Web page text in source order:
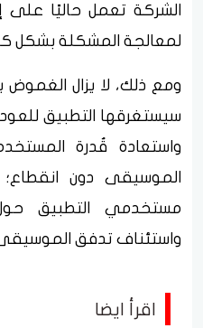
الشركة تعمل حاليًا على
لمعالجة المشكلة بشكل
ومع ذلك، لا يزال الغموض
سيستغرقها التطبيق
واستعادة قُدرة
الموسيقى دون
مستخدمي التطبيق
واستئناف تدفق
اقرأ ايضا